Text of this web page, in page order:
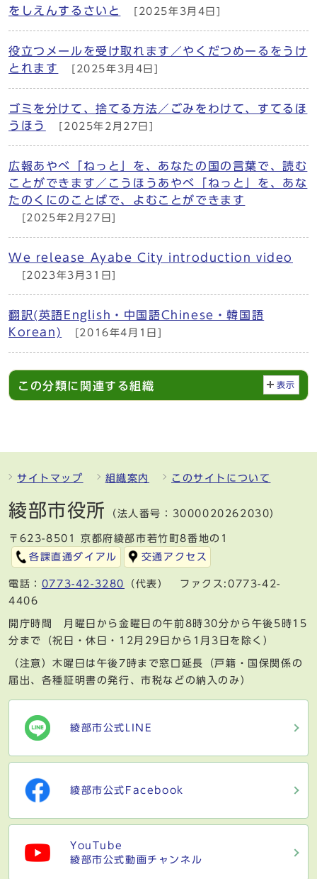
をしえんするさいと
[2025年3月4日]
役立つメールを受け取れます／やくだつめーるをうけ
とれます
[2025年3月4日]
ゴミを分けて、捨てる方法／ごみをわけて、すてるほ
うほう
[2025年2月27日]
広報あやべ「ねっと」を、あなたの国の言葉で、読む
ことができます／こうほうあやべ「ねっと」を、あな
たのくにのことばで、よむことができます
[2025年2月27日]
We release Ayabe City introduction video
[2023年3月31日]
翻訳(英語English・中国語Chinese・韓国語
Korean)
[2016年4月1日]
この分類に関連する組織 表示
サイトマップ 組織案内 このサイトについて
綾部市役所 （法人番号：3000020262030）
〒623-8501 京都府綾部市若竹町8番地の1
各課直通ダイアル
交通アクセス
電話： 0773-42-3280
（代表） ファクス:0773-42-
4406
開庁時間 月曜日から金曜日の午前8時30分から午後5時15
分まで（祝日・休日・12月29日から1月3日を除く）
（注意）木曜日は午後7時まで窓口延長（戸籍・国保関係の
届出、各種証明書の発行、市税などの納入のみ）
綾部市公式LINE
綾部市公式Facebook
YouTube
綾部市公式動画チャンネル